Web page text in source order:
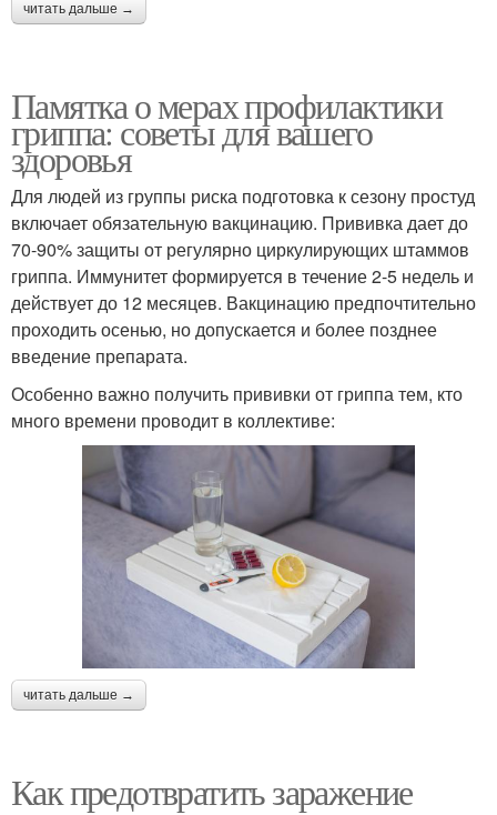
читать дальше →
Памятка о мерах профилактики
гриппа: советы для вашего
здоровья
Для людей из группы риска подготовка к сезону простуд
включает обязательную вакцинацию. Прививка дает до
70-90% защиты от регулярно циркулирующих штаммов
гриппа. Иммунитет формируется в течение 2-5 недель и
действует до 12 месяцев. Вакцинацию предпочтительно
проходить осенью, но допускается и более позднее
введение препарата.
Особенно важно получить прививки от гриппа тем, кто
много времени проводит в коллективе:
читать дальше →
Как предотвратить заражение